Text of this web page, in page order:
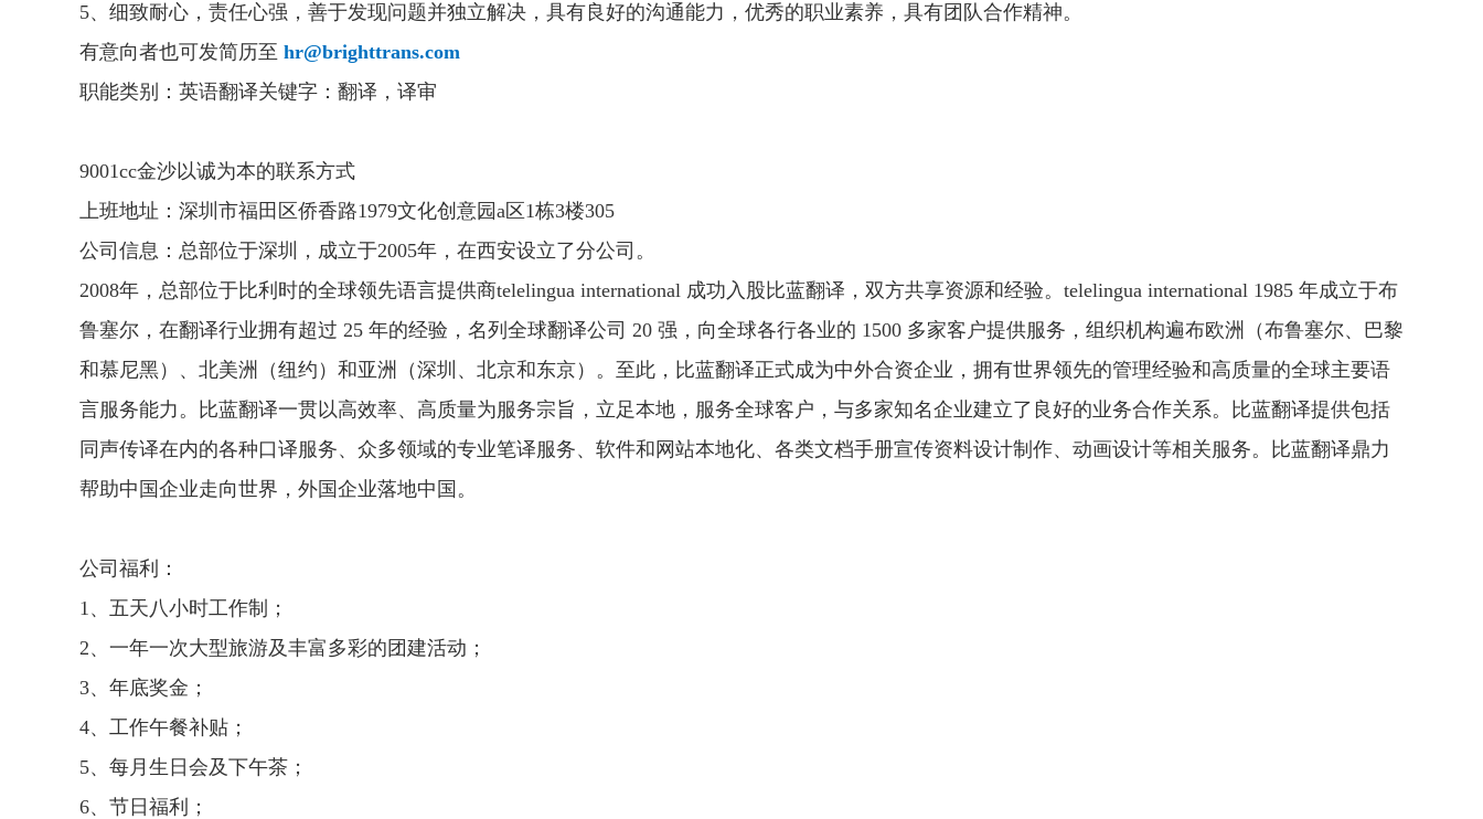
5、细致耐心，责任心强，善于发现问题并独立解决，具有良好的沟通能力，优秀的职业素养，具有团队合作精神。
有意向者也可发简历至 hr@brighttrans.com
职能类别：英语翻译关键字：翻译，译审
9001cc金沙以诚为本的联系方式
上班地址：深圳市福田区侨香路1979文化创意园a区1栋3楼305
公司信息：总部位于深圳，成立于2005年，在西安设立了分公司。
2008年，总部位于比利时的全球领先语言提供商telelingua international 成功入股比蓝翻译，双方共享资源和经验。telelingua international 1985 年成立于布
鲁塞尔，在翻译行业拥有超过 25 年的经验，名列全球翻译公司 20 强，向全球各行各业的 1500 多家客户提供服务，组织机构遍布欧洲（布鲁塞尔、巴黎
和慕尼黑）、北美洲（纽约）和亚洲（深圳、北京和东京）。至此，比蓝翻译正式成为中外合资企业，拥有世界领先的管理经验和高质量的全球主要语
言服务能力。比蓝翻译一贯以高效率、高质量为服务宗旨，立足本地，服务全球客户，与多家知名企业建立了良好的业务合作关系。比蓝翻译提供包括
同声传译在内的各种口译服务、众多领域的专业笔译服务、软件和网站本地化、各类文档手册宣传资料设计制作、动画设计等相关服务。比蓝翻译鼎力
帮助中国企业走向世界，外国企业落地中国。
公司福利：
1、五天八小时工作制；
2、一年一次大型旅游及丰富多彩的团建活动；
3、年底奖金；
4、工作午餐补贴；
5、每月生日会及下午茶；
6、节日福利；